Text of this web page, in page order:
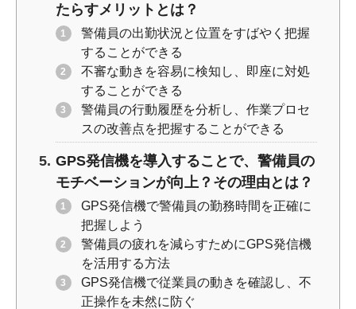
たらすメリットとは？
警備員の出勤状況と位置をすばやく把握
することができる
不審な動きを容易に検知し、即座に対処
することができる
警備員の行動履歴を分析し、作業プロセ
スの改善点を把握することができる
GPS発信機を導入することで、警備員の
モチベーションが向上？その理由とは？
GPS発信機で警備員の勤務時間を正確に
把握しよう
警備員の疲れを減らすためにGPS発信機
を活用する方法
GPS発信機で従業員の動きを確認し、不
正操作を未然に防ぐ